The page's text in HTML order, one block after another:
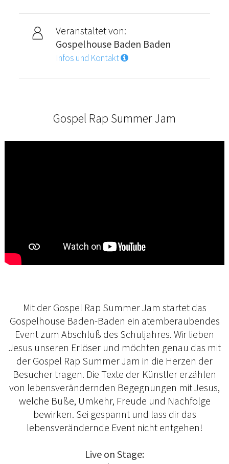
Veranstaltet von:
Gospelhouse Baden Baden
Infos und Kontakt
Gospel Rap Summer Jam
Mit der Gospel Rap Summer Jam startet das
Gospelhouse Baden-Baden ein atemberaubendes
Event zum Abschluß des Schuljahres. Wir lieben
Jesus unseren Erlöser und möchten genau das mit
der Gospel Rap Summer Jam in die Herzen der
Besucher tragen. Die Texte der Künstler erzählen
von lebensverändernden Begegnungen mit Jesus,
welche Buße, Umkehr, Freude und Nachfolge
bewirken. Sei gespannt und lass dir das
lebensverändernde Event nicht entgehen!
Live on Stage: